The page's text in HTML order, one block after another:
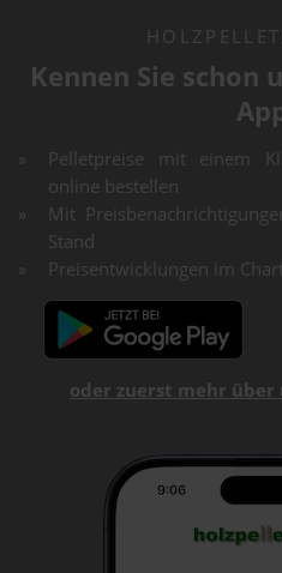
Kennen Sie schon
Pelletpreise mit einem
online bestellen
Mit
Stand
Preisentwicklungen im
oder zuerst mehr über